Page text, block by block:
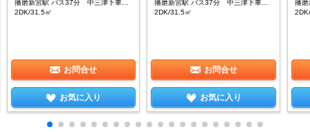
播磨新宮駅 バス37分 中三津下車：停歩17分
2DK/31.5㎡
お問合せ
お気に入り
2DK/31.5㎡
お問合せ
お気に入り